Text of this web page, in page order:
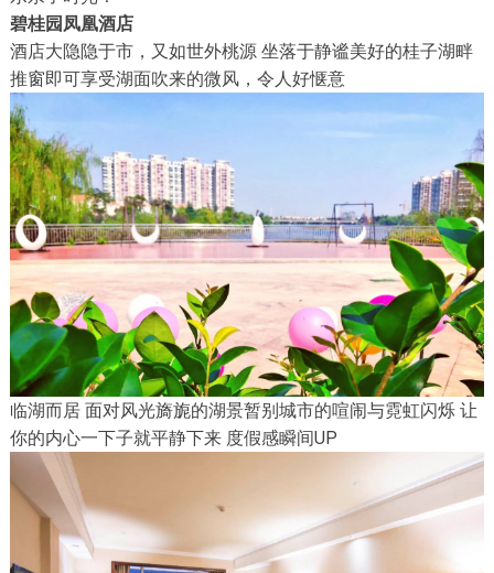
碧桂园凤凰酒店
酒店大隐隐于市，又如世外桃源 坐落于静谧美好的桂子湖畔
推窗即可享受湖面吹来的微风，令人好惬意
临湖而居 面对风光旖旎的湖景暂别城市的喧闹与霓虹闪烁 让
你的内心一下子就平静下来 度假感瞬间UP